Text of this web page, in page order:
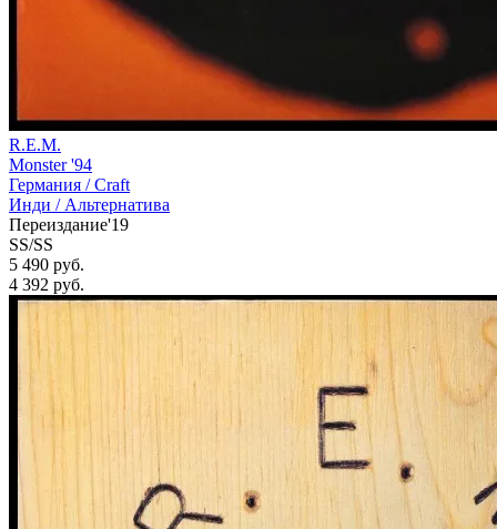
R.E.M.
Monster '94
Германия /Craft
Инди / Альтернатива
Переиздание'19
SS/SS
5 490 руб.
4 392 руб.